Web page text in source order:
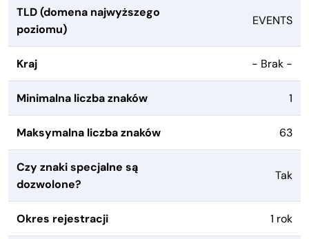
TLD (domena najwyższego
poziomu)
EVENTS
Kraj - Brak -
Minimalna liczba znaków 1
Maksymalna liczba znaków 63
Czy znaki specjalne są
dozwolone?
Tak
Okres rejestracji 1 rok